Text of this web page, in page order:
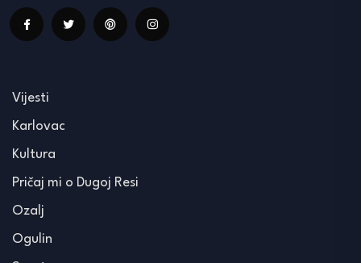
Vijesti
Karlovac
Kultura
Pričaj mi o Dugoj Resi
Ozalj
Ogulin